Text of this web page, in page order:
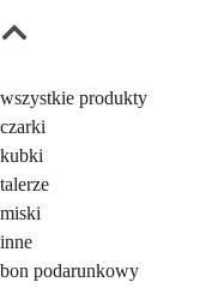
wszystkie produkty
czarki
kubki
talerze
miski
inne
bon podarunkowy